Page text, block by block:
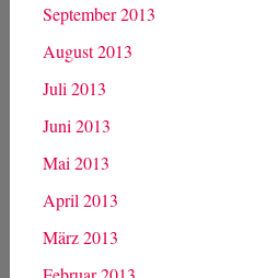
September 2013
August 2013
Juli 2013
Juni 2013
Mai 2013
April 2013
März 2013